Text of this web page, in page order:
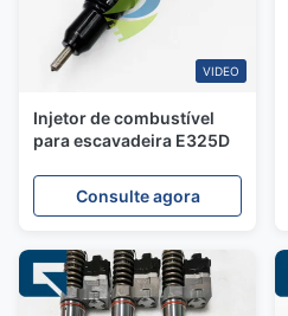
VIDEO
Injetor de combustível
para escavadeira E325D
Consulte agora